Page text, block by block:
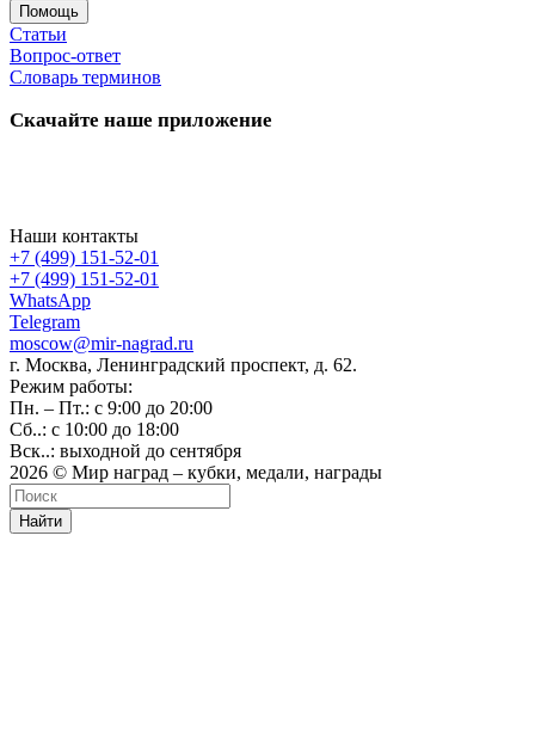
Помощь
Статьи
Вопрос-ответ
Словарь терминов
Скачайте наше приложение
Наши контакты
+7 (499) 151-52-01
+7 (499) 151-52-01
WhatsApp
Telegram
moscow@mir-nagrad.ru
г. Москва, Ленинградский проспект, д. 62.
Режим работы:
Пн. – Пт.: с 9:00 до 20:00
Сб..: с 10:00 до 18:00
Вск..: выходной до сентября
2026 © Мир наград – кубки, медали, награды
Найти